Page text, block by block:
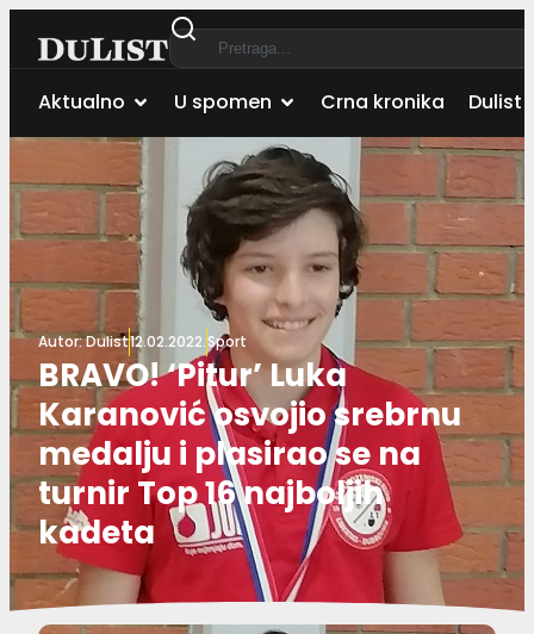
Aktualno U spomen Crna kronika Dulist
Autor:Dulist12.02.2022.Sport
BRAVO! ‘Pitur’ Luka
Karanović osvojio srebrnu
medalju i plasirao se na
turnir Top 16 najboljih
kadeta